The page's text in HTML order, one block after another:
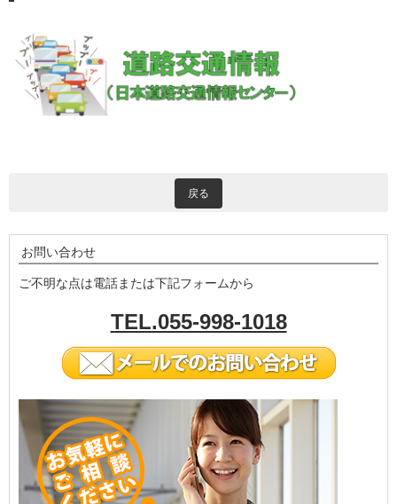
戻る
お問い合わせ
ご不明な点は電話または下記フォームから
TEL.055-998-1018